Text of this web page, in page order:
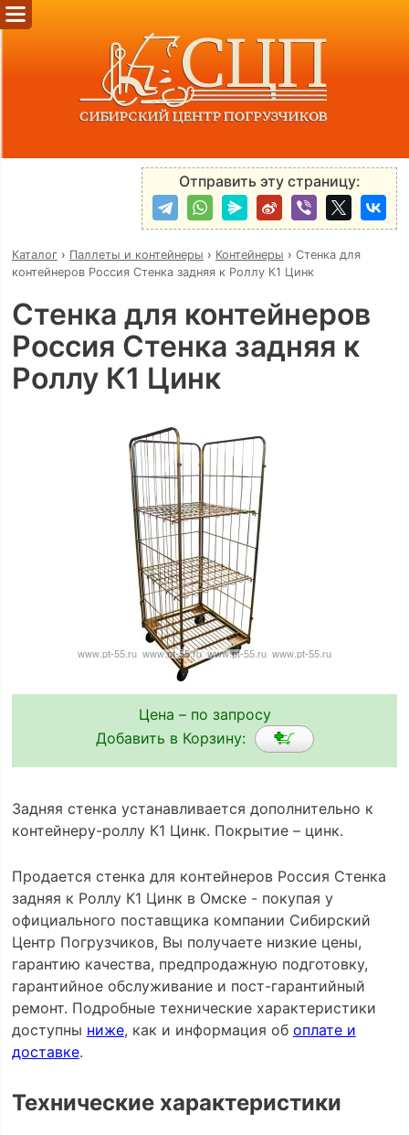
Отправить эту страницу:
Каталог› Паллеты и контейнеры › Контейнеры › Стенка для
контейнеров Россия Стенка задняя к Роллу К1 Цинк
Стенка для контейнеров
Россия Стенка задняя к
Роллу К1 Цинк
Цена – по запросу
Добавить в Корзину:
Задняя стенка устанавливается дополнительно к
контейнеру-роллу К1 Цинк. Покрытие – цинк.
Продается стенка для контейнеров Россия Стенка
задняя к Роллу К1 Цинк в Омске - покупая у
официального поставщика компании Сибирский
Центр Погрузчиков, Вы получаете низкие цены,
гарантию качества, предпродажную подготовку,
гарантийное обслуживание и пост-гарантийный
ремонт. Подробные технические характеристики
доступны ниже, как и информация об оплате и
доставке.
Технические характеристики